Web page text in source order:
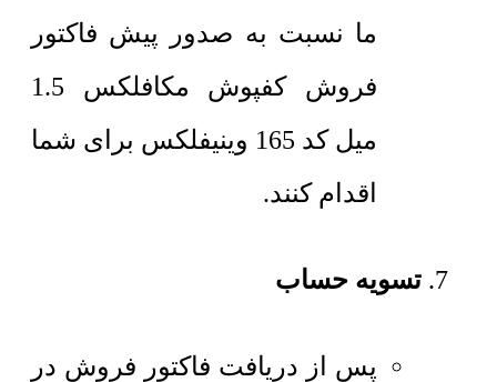
ما نسبت به صدور پیش فاکتور
فروش کفپوش مکافلکس 1.5
میل کد 165 وینیفلکس برای شما
اقدام کنند.
تسویه حساب
پس از دریافت فاکتور فروش در